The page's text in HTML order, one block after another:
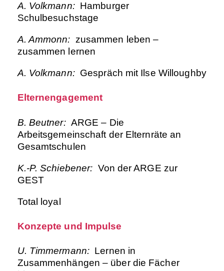
A. Volkmann: Hamburger
Schulbesuchstage
A. Ammonn: zusammen leben –
zusammen lernen
A. Volkmann: Gespräch mit Ilse Willoughby
Elternengagement
B. Beutner: ARGE – Die
Arbeitsgemeinschaft der Elternräte an
Gesamtschulen
K.-P. Schiebener: Von der ARGE zur
GEST
Total loyal
Konzepte und Impulse
U. Timmermann: Lernen in
Zusammenhängen – über die Fächer